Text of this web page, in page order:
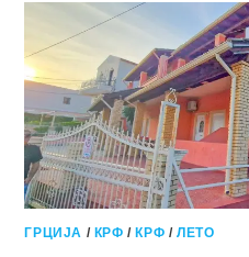
ГРЦИЈА / КРФ /КРФ /ЛЕТО